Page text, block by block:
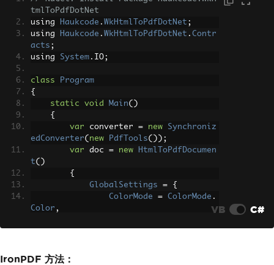
tmlToPdfDotNet
using
Haukcode . WkHtmlToPdfDotNet ;
using
Haukcode . WkHtmlToPdfDotNet . Contr
acts ;
using System . IO;
class
Program
{
static
void Main()
{
var converter = new
Synchroniz
edConverter( new PdfTools());
var doc = new
HtmlToPdfDocumen
t()
{
GlobalSettings
=
{
ColorMode
= ColorMode .
Color ,
A4
VB C#
IronPDF 方法：